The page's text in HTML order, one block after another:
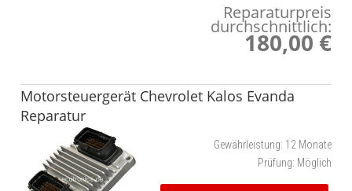
Reparaturpreis
durchschnittlich:
180,00 €
Motorsteuergerät Chevrolet Kalos Evanda
Reparatur
Gewährleistung: 12 Monate
Prüfung: Möglich